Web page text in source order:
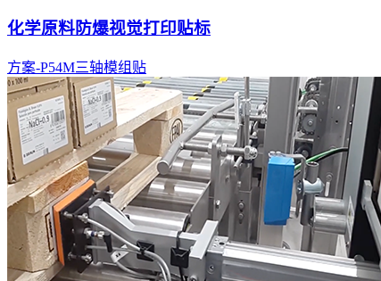
化学原料防爆视觉打印贴标
方案-P54M三轴模组贴